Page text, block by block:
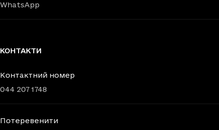
WhatsApp
КОНТАКТИ
Контактний номер
044 207 1748
Потеревенити